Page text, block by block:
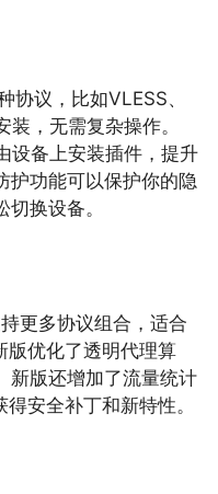
议，比如VLESS、
，无需复杂操作。
设备上安装插件，提升
护功能可以保护你的隐
换设备。
更多协议组合，适合
版优化了透明代理算
新版还增加了流量统计
安全补丁和新特性。